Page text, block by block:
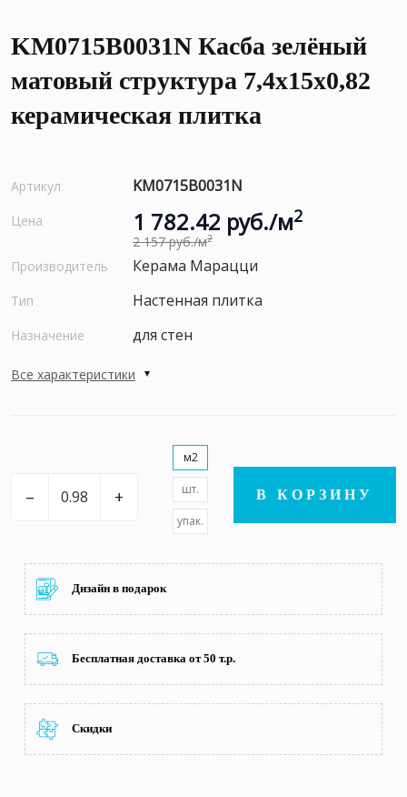
KM0715B0031N Касба зелёный
матовый структура 7,4x15x0,82
керамическая плитка
Артикул KM0715B0031N
Цена 1 782.42 руб./м2
2 157 руб./м2
Производитель Керама Марацци
Тип Настенная плитка
Назначение для стен
Все характеристики
– +
м2
шт.
упак.
В КОРЗИНУ
Дизайн в подарок
Бесплатная доставка от 50 т.р.
Скидки